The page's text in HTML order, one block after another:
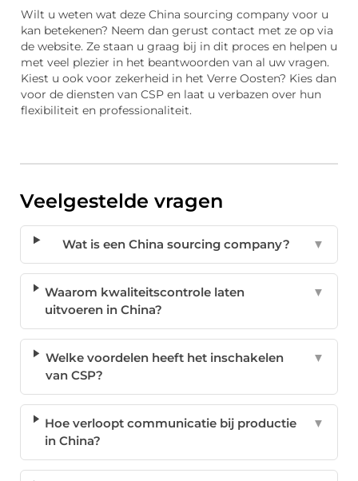
Wilt u weten wat deze China sourcing company voor u
kan betekenen? Neem dan gerust contact met ze op via
de website. Ze staan u graag bij in dit proces en helpen u
met veel plezier in het beantwoorden van al uw vragen.
Kiest u ook voor zekerheid in het Verre Oosten? Kies dan
voor de diensten van CSP en laat u verbazen over hun
flexibiliteit en professionaliteit.
Veelgestelde vragen
Wat is een China sourcing company? ▼
Waarom kwaliteitscontrole laten
uitvoeren in China?
▼
Welke voordelen heeft het inschakelen
van CSP?
▼
Hoe verloopt communicatie bij productie
in China?
▼